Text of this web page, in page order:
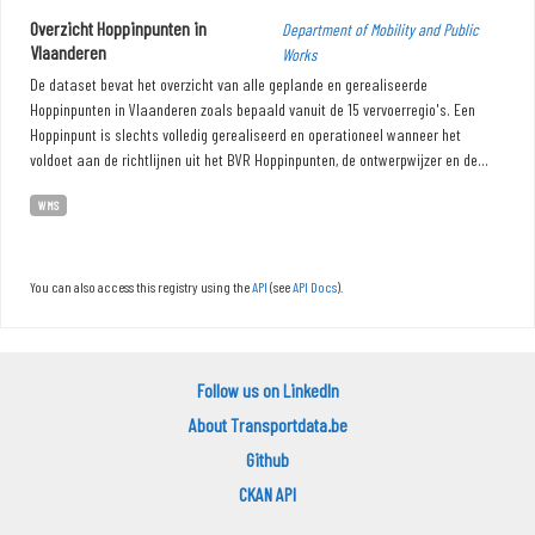
Overzicht Hoppinpunten in
Vlaanderen
Department of Mobility and Public
Works
De dataset bevat het overzicht van alle geplande en gerealiseerde
Hoppinpunten in Vlaanderen zoals bepaald vanuit de 15 vervoerregio's. Een
Hoppinpunt is slechts volledig gerealiseerd en operationeel wanneer het
voldoet aan de richtlijnen uit het BVR Hoppinpunten, de ontwerpwijzer en de...
WMS
You can also access this registry using theAPI (seeAPI Docs).
Follow us on LinkedIn
About Transportdata.be
Github
CKAN API